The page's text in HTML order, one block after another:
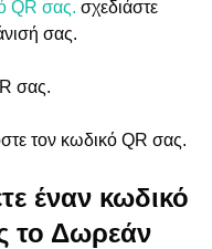
QR σας. σχεδιάστε
σας.
σας.
τον κωδικό QR σας.
έναν κωδικό
το Δωρεάν